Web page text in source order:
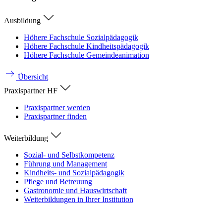
Ausbildung
Höhere Fachschule Sozialpädagogik
Höhere Fachschule Kindheitspädagogik
Höhere Fachschule Gemeindeanimation
Übersicht
Praxispartner HF
Praxispartner werden
Praxispartner finden
Weiterbildung
Sozial- und Selbstkompetenz
Führung und Management
Kindheits- und Sozialpädagogik
Pflege und Betreuung
Gastronomie und Hauswirtschaft
Weiterbildungen in Ihrer Institution